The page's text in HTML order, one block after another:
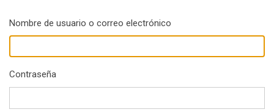
Nombre de usuario o correo electrónico
Contraseña